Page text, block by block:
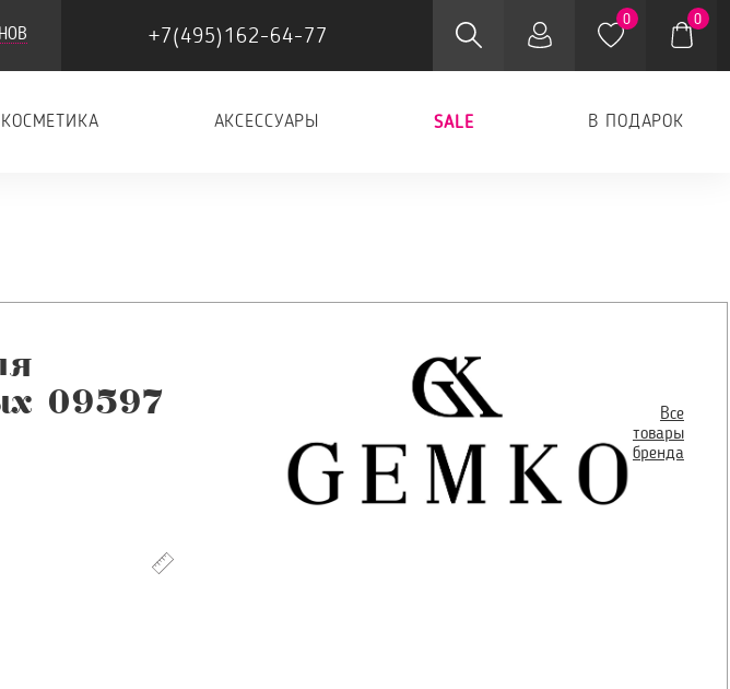
+7(495)162-64-77
0 0
КОСМЕТИКА АКСЕССУАРЫ SALE В ПОДАРОК
09597
Все
товары
бренда